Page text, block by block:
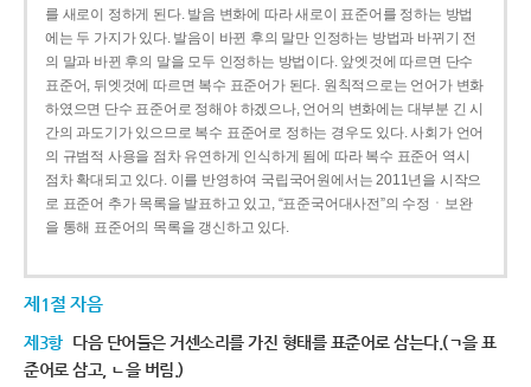
를 새로이 정하게 된다. 발음 변화에 따라 새로이 표준어를 정하는 방법
에는 두 가지가 있다. 발음이 바뀐 후의 말만 인정하는 방법과 바뀌기 전
의 말과 바뀐 후의 말을 모두 인정하는 방법이다. 앞엣것에 따르면 단수
표준어, 뒤엣것에 따르면 복수 표준어가 된다. 원칙적으로는 언어가 변화
하였으면 단수 표준어로 정해야 하겠으나, 언어의 변화에는 대부분 긴 시
간의 과도기가 있으므로 복수 표준어로 정하는 경우도 있다. 사회가 언어
의 규범적 사용을 점차 유연하게 인식하게 됨에 따라 복수 표준어 역시
점차 확대되고 있다. 이를 반영하여 국립국어원에서는 2011년을 시작으
로 표준어 추가 목록을 발표하고 있고, “표준국어대사전”의 수정ㆍ보완
을 통해 표준어의 목록을 갱신하고 있다.
제1절 자음
제3항 다음 단어들은 거센소리를 가진 형태를 표준어로 삼는다.(ㄱ을 표
준어로 삼고, ㄴ을 버림.)